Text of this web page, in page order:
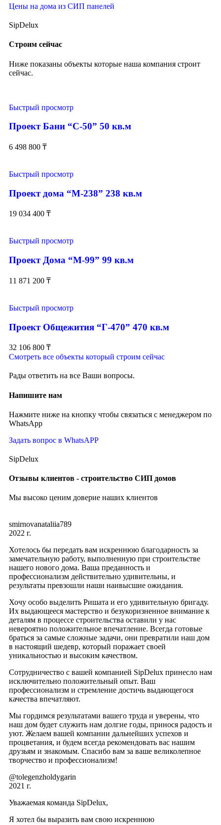
Цены на дома из СИП панелей
SipDelux
Строим сейчас
Ниже показаны объекты которые наша компания строит
сейчас.
Быстрый просмотр
Проект Бани “С-50” 50 кв.м
6 498 800 ₸
Быстрый просмотр
Проект дома “М-238” 238 кв.м
19 034 400 ₸
Быстрый просмотр
Проект Дома “М-99” 99 кв.м
11 871 200 ₸
Быстрый просмотр
Проект Общежития “Г-470” 470 кв.м
32 106 800 ₸
Смотреть все объекты который строим сейчас
Рады ответить на все Ваши вопросы.
Напишите нам
Нажмите ниже на кнопку чтобы связаться с менеджером по
WhatsApp
Задать вопрос в WhatsAPP
SipDelux
Отзывы клиентов - строительство СИП домов
Мы высоко ценим доверие наших клиентов
smirnovanataliia789
2022 г.
Хотелось бы передать вам искреннюю благодарность за
замечательную работу, выполненную при строительстве
нашего нового дома. Ваша преданность и
профессионализм действительно удивительны, и
результаты превзошли наши наивысшие ожидания.
Хочу особо выделить Ришата и его удивительную бригаду.
Их выдающееся мастерство и безукоризненное внимание к
деталям в процессе строительства оставили у нас
невероятно положительное впечатление. Всегда готовые
браться за самые сложные задачи, они превратили наш дом
в настоящий шедевр, который поражает своей
уникальностью и высоким качеством.
Сотрудничество с вашей компанией SipDelux принесло нам
исключительно положительный опыт. Ваш
профессионализм и стремление достичь выдающегося
качества впечатляют.
Мы гордимся результатами вашего труда и уверены, что
наш дом будет служить нам долгие годы, принося радость и
уют. Желаем вашей компании дальнейших успехов и
процветания, и будем всегда рекомендовать вас нашим
друзьям и знакомым. Спасибо вам за ваше великолепное
творчество и профессионализм!
@tolegenzholdygarin
2021 г.
Уважаемая команда SipDelux,
Я хотел бы выразить вам свою искреннюю